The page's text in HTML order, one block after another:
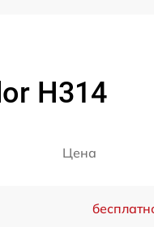
H314
Цена